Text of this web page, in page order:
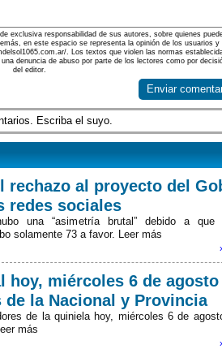
exclusiva responsabilidad de sus autores, sobre quienes
en este espacio se representa la opinión de los usuarios y
. Los textos que violen las normas
denuncia de abuso por parte de los lectores como por
del editor.
Enviar
Escriba el suyo.
rechazo al proyecto del
redes sociales
una “asimetría brutal” debido a que
solamente 73 a favor. Leer más
hoy, miércoles 6 de agosto
de la Nacional y Provincia
de la quiniela hoy, miércoles 6 de
más